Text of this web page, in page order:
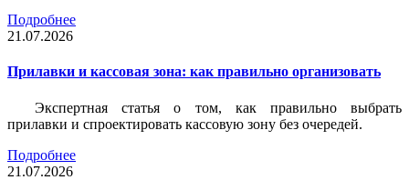
Подробнее
21.07.2026
Прилавки и кассовая зона: как правильно организовать
Экспертная статья о том, как правильно выбрать
прилавки и спроектировать кассовую зону без очередей.
Подробнее
21.07.2026